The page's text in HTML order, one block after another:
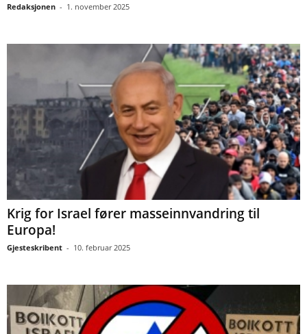
Redaksjonen - 1. november 2025
Krig for Israel fører masseinnvandring til
Europa!
Gjesteskribent - 10. februar 2025